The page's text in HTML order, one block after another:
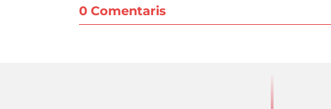
0 Comentaris